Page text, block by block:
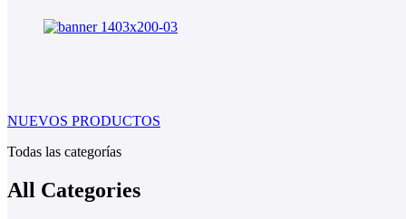
NUEVOS PRODUCTOS
Todas las categorías
All Categories